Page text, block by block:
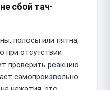
сбой тач-
полосы или пятна,
при отсутствии
проверить реакцию
самопроизвольно